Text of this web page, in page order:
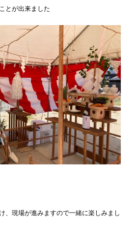
とが出来ました
、現場が進みますので一緒に楽しみまし